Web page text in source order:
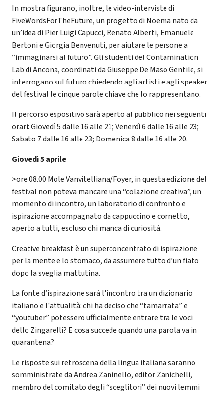
In mostra figurano, inoltre, le video-interviste di
FiveWordsForTheFuture, un progetto di Noema nato da
un’idea di Pier Luigi Capucci, Renato Alberti, Emanuele
Bertoni e Giorgia Benvenuti, per aiutare le persone a
“immaginarsi al futuro”. Gli studenti del Contamination
Lab di Ancona, coordinati da Giuseppe De Maso Gentile, si
interrogano sul futuro chiedendo agli artisti e agli speaker
del festival le cinque parole chiave che lo rappresentano.
Il percorso espositivo sarà aperto al pubblico nei seguenti
orari: Giovedì 5 dalle 16 alle 21; Venerdì 6 dalle 16 alle 23;
Sabato 7 dalle 16 alle 23; Domenica 8 dalle 16 alle 20.
Giovedì 5 aprile
>ore 08.00 Mole Vanvitelliana/Foyer, in questa edizione del
festival non poteva mancare una “colazione creativa”, un
momento di incontro, un laboratorio di confronto e
ispirazione accompagnato da cappuccino e cornetto,
aperto a tutti, escluso chi manca di curiosità.
Creative breakfast è un superconcentrato di ispirazione
per la mente e lo stomaco, da assumere tutto d’un fiato
dopo la sveglia mattutina.
La fonte d’ispirazione sarà l'incontro tra un dizionario
italiano e l'attualità: chi ha deciso che “tamarrata” e
“youtuber” potessero ufficialmente entrare tra le voci
dello Zingarelli? E cosa succede quando una parola va in
quarantena?
Le risposte sui retroscena della lingua italiana saranno
somministrate da Andrea Zaninello, editor Zanichelli,
membro del comitato degli “sceglitori” dei nuovi lemmi